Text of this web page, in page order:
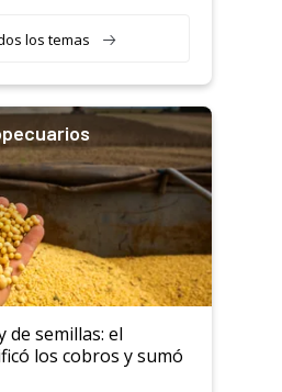
los temas
de semillas: el
los cobros y sumó